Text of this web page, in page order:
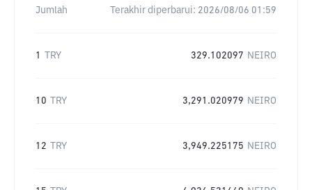
Jumlah Terakhir diperbarui: 2026/08/06 01:59
1 TRY 329.102097 NEIRO
10 TRY 3,291.020979 NEIRO
12 TRY 3,949.225175 NEIRO